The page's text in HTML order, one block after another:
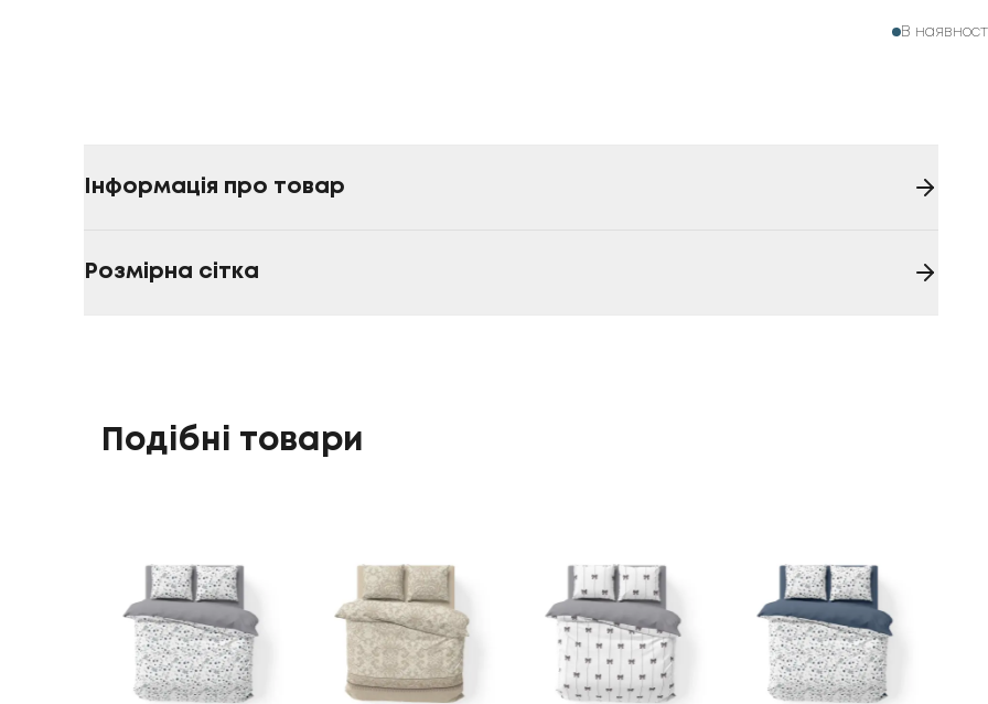
В
Інформація про товар
Розмірна сітка
Подібні товари